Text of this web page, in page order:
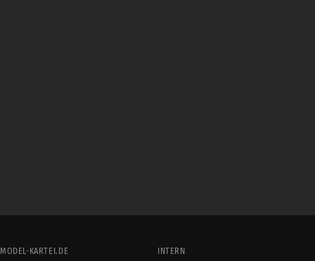
MODEL-KARTEI.DE
INTERN